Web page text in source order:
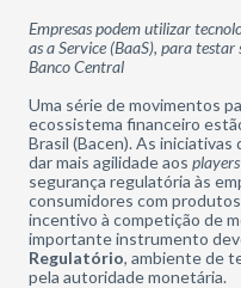
Empresas podem utilizar
as a Service (BaaS), para
Banco Central
Uma série de movimentos
ecossistema financeiro
Brasil (Bacen). As
dar mais agilidade aos players
segurança regulatória às
consumidores com
incentivo à competição de
importante instrumento
Regulatório, ambiente de
pela autoridade monetária.